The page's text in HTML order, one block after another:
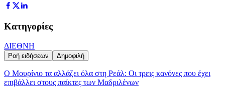
Κατηγορίες
ΔΙΕΘΝΗ
Ροή ειδήσεων Δημοφιλή
Ο Μουρίνιο τα αλλάζει όλα στη Ρεάλ: Οι τρεις κανόνες που έχει
επιβάλλει στους παίκτες των Μαδριλένων